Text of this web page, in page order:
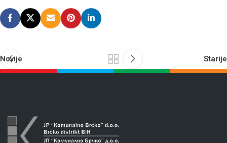
Novije Starije